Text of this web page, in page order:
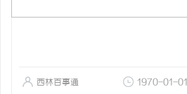
西林百事通 1970-01-01